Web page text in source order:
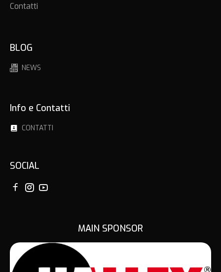
Contatti
BLOG
NEWS
Info e Contatti
CONTATTI
SOCIAL
MAIN SPONSOR